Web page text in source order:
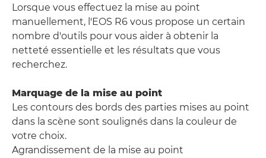
Lorsque vous effectuez la mise au point
manuellement, l'EOS R6 vous propose un certain
nombre d'outils pour vous aider à obtenir la
netteté essentielle et les résultats que vous
recherchez.
Marquage de la mise au point
Les contours des bords des parties mises au point
dans la scène sont soulignés dans la couleur de
votre choix.
Agrandissement de la mise au point